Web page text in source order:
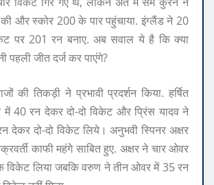
की और स्कोर 200 के पार पहुंचाया. इंग्लैंड ने 20
पर 201 रन बनाए. अब सवाल ये है कि क्या
पहली जीत दर्ज कर पाएंगे?
की तिकड़ी ने प्रभावी प्रदर्शन किया. हर्षित
में 40 रन देकर दो-दो विकेट और प्रिंस यादव ने
देकर दो-दो विकेट लिये। अनुभवी स्पिनर अक्षर
काफी महंगे साबित हुए. अक्षर ने चार ओवर
विकेट लिया जबकि वरुण ने तीन ओवर में 35 रन